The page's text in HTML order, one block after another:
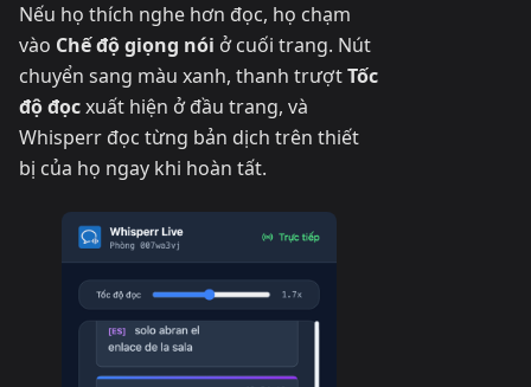
Nếu họ thích nghe hơn đọc, họ chạm
vào Chế độ giọng nói ở cuối trang. Nút
chuyển sang màu xanh, thanh trượtTốc
độ đọcxuất hiện ở đầu trang, và
Whisperr đọc từng bản dịch trên thiết
bị của họ ngay khi hoàn tất.